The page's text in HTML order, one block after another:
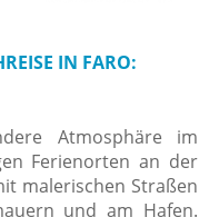
IN FARO:
Atmosphäre im
Ferienorten an der
malerischen Straßen
und am Hafen.